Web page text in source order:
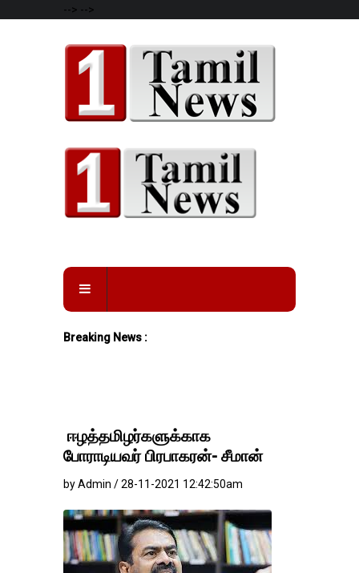
--> -->
Breaking News :
ஈழத்தமிழர்களுக்காக
போராடியவர் பிரபாகரன்- சீமான்
by Admin / 28-11-2021 12:42:50am